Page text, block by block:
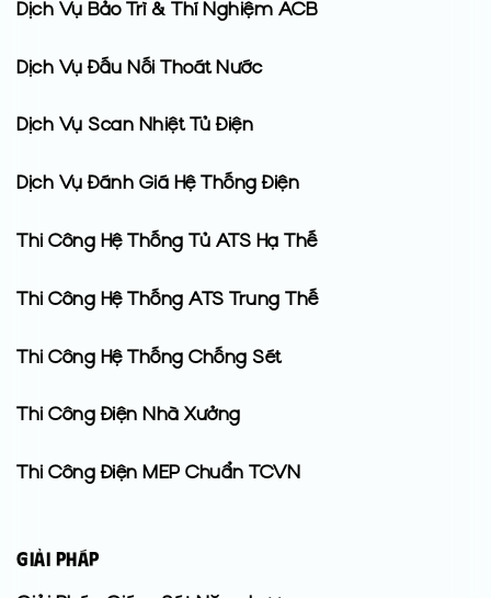
Dịch Vụ Bảo Trì & Thí Nghiệm ACB
Dịch Vụ Đấu Nối Thoát Nước
Dịch Vụ Scan Nhiệt Tủ Điện
Dịch Vụ Đánh Giá Hệ Thống Điện
Thi Công Hệ Thống Tủ ATS Hạ Thế
Thi Công Hệ Thống ATS Trung Thế
Thi Công Hệ Thống Chống Sét
Thi Công Điện Nhà Xưởng
Thi Công Điện MEP Chuẩn TCVN
GIẢI PHÁP